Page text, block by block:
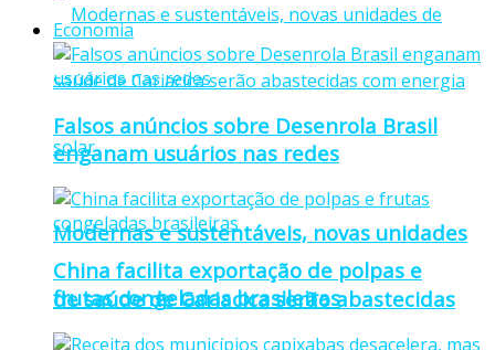
Modernas e sustentáveis, novas unidades
de saúde de Cariacica serão abastecidas
Economia
Falsos anúncios sobre Desenrola Brasil
enganam usuários nas redes
China facilita exportação de polpas e
frutas congeladas brasileiras